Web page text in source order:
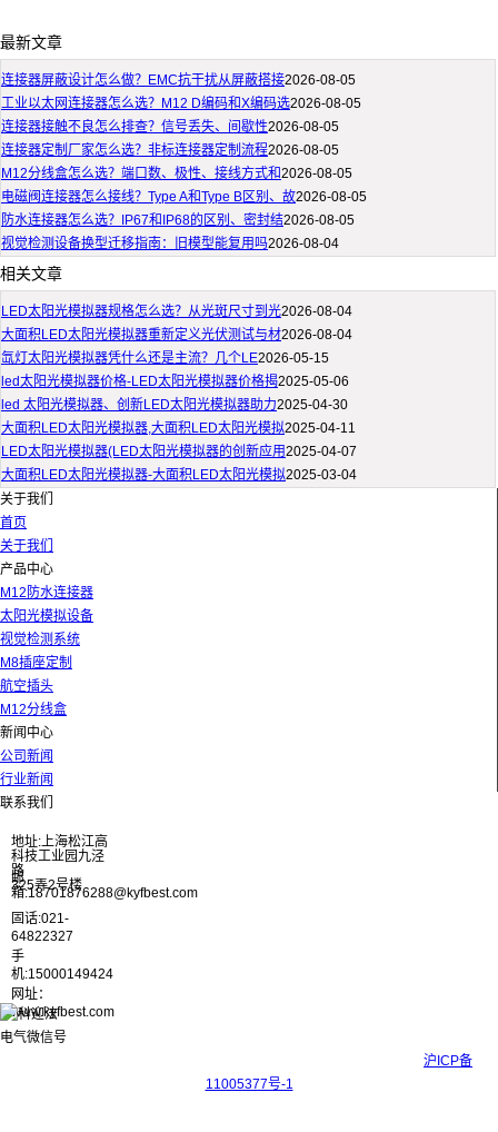
最新文章
连接器屏蔽设计怎么做？EMC抗干扰从屏蔽搭接2026-08-05
工业以太网连接器怎么选？M12 D编码和X编码选2026-08-05
连接器接触不良怎么排查？信号丢失、间歇性2026-08-05
连接器定制厂家怎么选？非标连接器定制流程2026-08-05
M12分线盒怎么选？端口数、极性、接线方式和2026-08-05
电磁阀连接器怎么接线？Type A和Type B区别、故2026-08-05
防水连接器怎么选？IP67和IP68的区别、密封结2026-08-05
视觉检测设备换型迁移指南：旧模型能复用吗2026-08-04
相关文章
LED太阳光模拟器规格怎么选？从光斑尺寸到光2026-08-04
大面积LED太阳光模拟器重新定义光伏测试与材2026-08-04
氙灯太阳光模拟器凭什么还是主流？几个LE2026-05-15
led太阳光模拟器价格-LED太阳光模拟器价格揭2025-05-06
led 太阳光模拟器、创新LED太阳光模拟器助力2025-04-30
大面积LED太阳光模拟器,大面积LED太阳光模拟2025-04-11
LED太阳光模拟器(LED太阳光模拟器的创新应用2025-04-07
大面积LED太阳光模拟器-大面积LED太阳光模拟2025-03-04
关于我们
首页
关于我们
产品中心
M12防水连接器
太阳光模拟设备
视觉检测系统
M8插座定制
航空插头
M12分线盒
新闻中心
公司新闻
行业新闻
联系我们
地址:上海松江高
科技工业园九泾
路
325弄2号楼
邮
箱:18701876288@kyfbest.com
固话:021-
64822327
手
机:15000149424
网址：
www.kyfbest.com
沪ICP备
11005377号-1